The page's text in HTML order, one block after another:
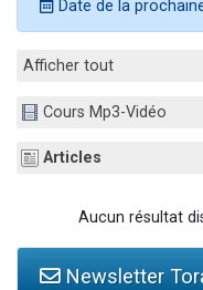
Eva
Date de la
Afficher tout
Cours Mp3-Vidéo
Articles
Aucun résultat
Newsletter